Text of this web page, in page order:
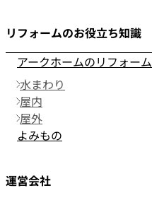
リフォームのお役立ち知識
アークホームのリフォーム
水まわり
屋内
屋外
よみもの
運営会社